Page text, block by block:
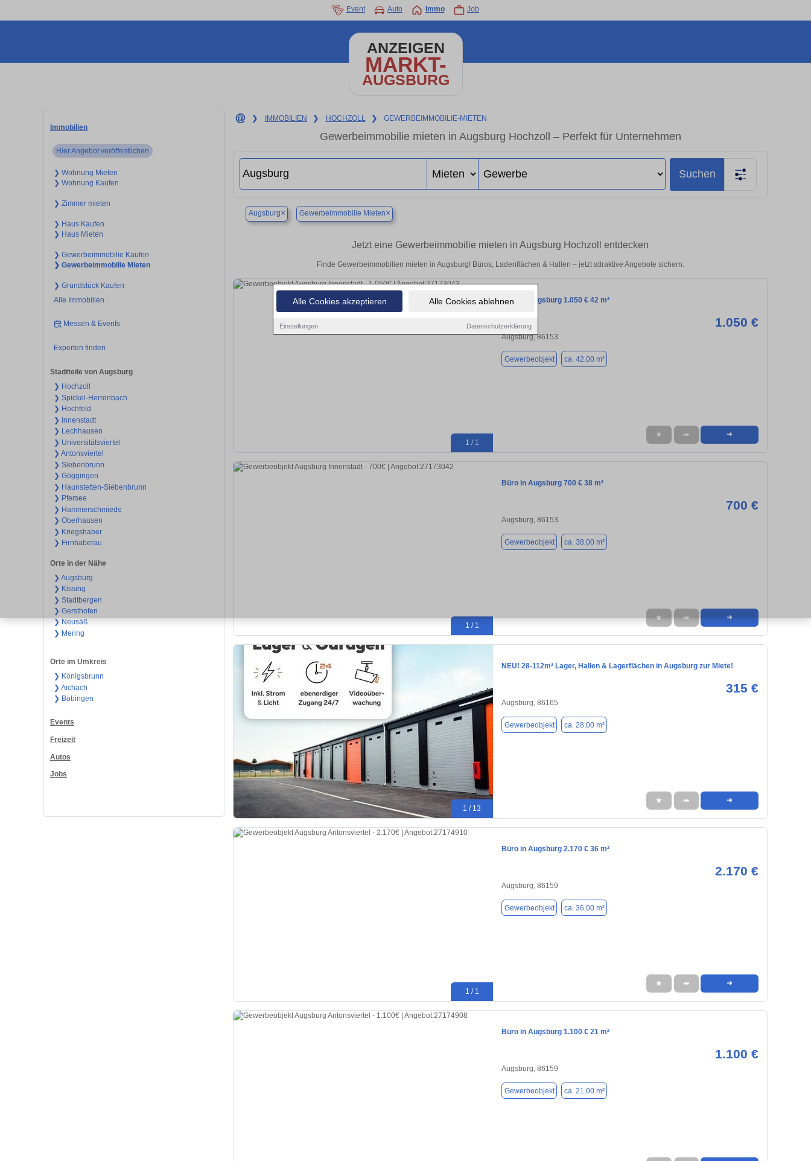
Alle Cookies akzeptieren Alle Cookies ablehnen
Einstellungen Datenschutzerklärung
Event Auto Immo Job
ANZEIGEN
MARKT-
AUGSBURG
Immobilien
Hier Angebot veröffentlichen
❯ Wohnung Mieten
❯ Wohnung Kaufen
❯ Zimmer mieten
❯ Haus Kaufen
❯ Haus Mieten
❯ Gewerbeimmobilie Kaufen
❯ Gewerbeimmobilie Mieten
❯ Grundstück Kaufen
Alle Immobilien
Messen & Events
Experten finden
Stadtteile von Augsburg
❯ Hochzoll
❯ Spickel-Herrenbach
❯ Hochfeld
❯ Innenstadt
❯ Lechhausen
❯ Universitätsviertel
❯ Antonsviertel
❯ Siebenbrunn
❯ Göggingen
❯ Haunstetten-Siebenbrunn
❯ Pfersee
❯ Hammerschmiede
❯ Oberhausen
❯ Kriegshaber
❯ Firnhaberau
Orte in der Nähe
❯ Augsburg
❯ Kissing
❯ Stadtbergen
❯ Gersthofen
❯ Neusäß
❯ Mering
Orte im Umkreis
❯ Königsbrunn
❯ Aichach
❯ Bobingen
Events
Freizeit
Autos
Jobs
❯ IMMOBILIEN ❯ HOCHZOLL ❯ GEWERBEIMMOBILIE-MIETEN
Gewerbeimmobilie mieten in Augsburg Hochzoll – Perfekt für Unternehmen
Suchen
Augsburg× Gewerbeimmobilie Mieten×
Jetzt eine Gewerbeimmobilie mieten in Augsburg Hochzoll entdecken
Finde Gewerbeimmobilien mieten in Augsburg! Büros, Ladenflächen & Hallen – jetzt attraktive Angebote sichern.
1 / 1
Büro in Augsburg 1.050 € 42 m²
1.050 €
Augsburg, 86153
Gewerbeobjekt ca. 42,00 m²
★ ➦ ➜
1 / 1
Büro in Augsburg 700 € 38 m²
700 €
Augsburg, 86153
Gewerbeobjekt ca. 38,00 m²
★ ➦ ➜
1 / 13
NEU! 28-112m² Lager, Hallen & Lagerflächen in Augsburg zur Miete!
315 €
Augsburg, 86165
Gewerbeobjekt ca. 28,00 m²
★ ➦ ➜
1 / 1
Büro in Augsburg 2.170 € 36 m²
2.170 €
Augsburg, 86159
Gewerbeobjekt ca. 36,00 m²
★ ➦ ➜
Büro in Augsburg 1.100 € 21 m²
1.100 €
Augsburg, 86159
Gewerbeobjekt ca. 21,00 m²